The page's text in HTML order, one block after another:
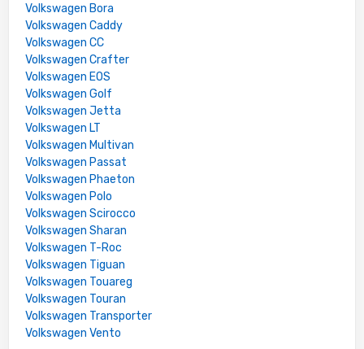
Volkswagen Bora
Volkswagen Caddy
Volkswagen CC
Volkswagen Crafter
Volkswagen EOS
Volkswagen Golf
Volkswagen Jetta
Volkswagen LT
Volkswagen Multivan
Volkswagen Passat
Volkswagen Phaeton
Volkswagen Polo
Volkswagen Scirocco
Volkswagen Sharan
Volkswagen T-Roc
Volkswagen Tiguan
Volkswagen Touareg
Volkswagen Touran
Volkswagen Transporter
Volkswagen Vento